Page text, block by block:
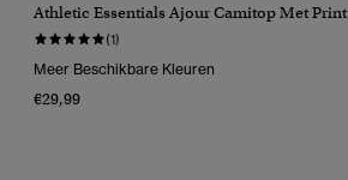
Athletic Essentials Ajour Camitop Met Print
(1)
Meer Beschikbare Kleuren
€29,99